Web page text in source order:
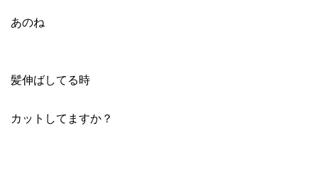
あのね
髪伸ばしてる時
カットしてますか？